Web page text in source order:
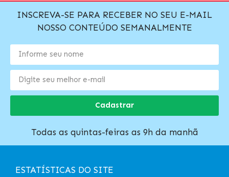
INSCREVA-SE PARA RECEBER NO SEU E-MAIL
NOSSO CONTEÚDO SEMANALMENTE
Cadastrar
Todas as quintas-feiras as 9h da manhã
ESTATÍSTICAS DO SITE